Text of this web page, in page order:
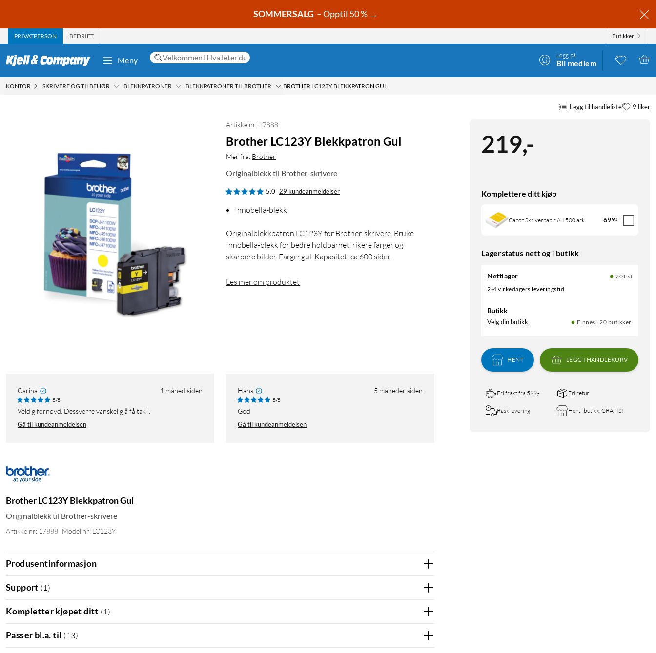
SOMMERSALG – Opptil 50 % →
PRIVATPERSON BEDRIFT Butikker
Meny
Logg på
Bli medlem
KONTOR SKRIVERE OG TILBEHØR BLEKKPATRONER BLEKKPATRONER TIL BROTHER BROTHER LC123Y BLEKKPATRON GUL
Legg til handleliste 9 liker
219,-
Komplettere ditt kjøp
Canon Skriverpapir A4 500 ark 6990
Lagerstatus nett og i butikk
Nettlager
20+ st
2-4 virkedagers leveringstid
Butikk
Velg din butikk Finnes i 20 butikker.
HENT LEGG I HANDLEKURV
Fri frakt fra 599,- Fri retur
Rask levering Hent i butikk, GRATIS!
Artikkelnr: 17888
Brother LC123Y Blekkpatron Gul
Mer fra: Brother
Originalblekk til Brother-skrivere
5.0 29 kundeanmeldelser
Innobella-blekk
Originalblekkpatron LC123Y for Brother-skrivere. Bruke
Innobella-blekk for bedre holdbarhet, rikere farger og
skarpere bilder. Farge: gul. Kapasitet: ca 600 sider.
Les mer om produktet
Carina 1 måned siden
5/5
Veldig fornøyd. Dessverre vanskelig å få tak i.
Gå til kundeanmeldelsen
Hans 5 måneder siden
5/5
God
Gå til kundeanmeldelsen
Brother LC123Y Blekkpatron Gul
Originalblekk til Brother-skrivere
Artikkelnr: 17888 Modellnr: LC123Y
Produsentinformasjon
Support (1)
Kompletter kjøpet ditt (1)
Passer bl.a. til ( 13)